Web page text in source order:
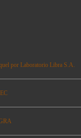
por Laboratorio Libra S.A.